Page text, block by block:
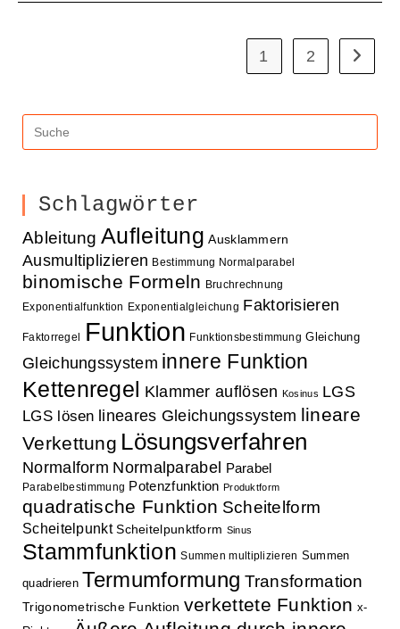
1 2 Gehe
Schlagwörter
Ableitung Aufleitung Ausklammern
Ausmultiplizieren Bestimmung Normalparabel
binomische Formeln Bruchrechnung
Exponentialfunktion Exponentialgleichung Faktorisieren
Faktorregel Funktion Funktionsbestimmung Gleichung
Gleichungssystem innere Funktion
Kettenregel Klammer auflösen Kosinus LGS
LGS lösen lineares Gleichungssystem lineare
Verkettung Lösungsverfahren
Normalform Normalparabel Parabel
Parabelbestimmung Potenzfunktion Produktform
quadratische Funktion Scheitelform
Scheitelpunkt Scheitelpunktform Sinus
Stammfunktion Summen multiplizieren Summen
quadrieren Termumformung Transformation
Trigonometrische Funktion verkettete Funktion x-